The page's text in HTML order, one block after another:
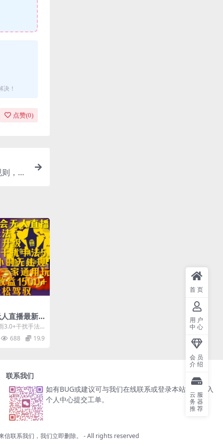
！
点赞(0)
，快
直播最新
小时无违
频号三家通
3.0+干扰手法5.
通用玩法，
688 19.9
联系我们
如有BUG或建议可与我们在线联系或登录本站账号进入
个人中心提交工单。
联系我们，我们立即删除。 - All rights reserved
首页
用户
中心
会员
介绍
云服
务器
推荐